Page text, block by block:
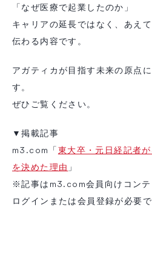
「なぜ医療で起業したのか」
キャリアの延長ではなく、あえ
伝わる内容です。
アガティカが目指す未来の原点
す。
ぜひご覧ください。
▼掲載記事
m3.com「東大卒・元日経記者
を決めた理由 」
※記事はm3.com会員向けコンテ
ログインまたは会員登録が必要で